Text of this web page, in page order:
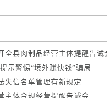
全县肉制品经营主体提醒告诫
示警惕“境外赚快钱”骗局
失信名单管理有新规定
主体合规经营提醒告诫会